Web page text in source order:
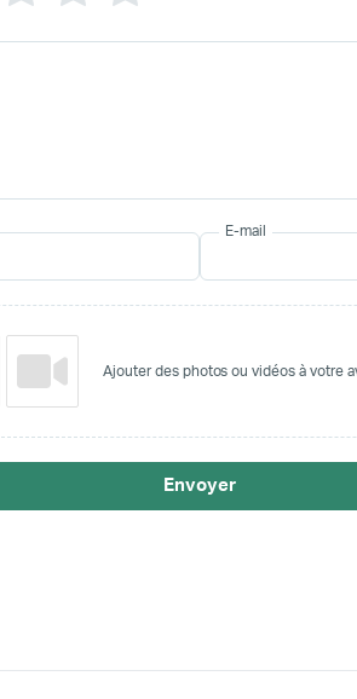
E-mail
Ajouter des photos ou vidéos à votre
Envoyer